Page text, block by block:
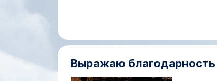
Выражаю благодарность